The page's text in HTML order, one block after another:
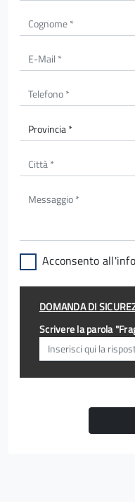
Acconsento
DOMANDA DI
Scrivere la parola